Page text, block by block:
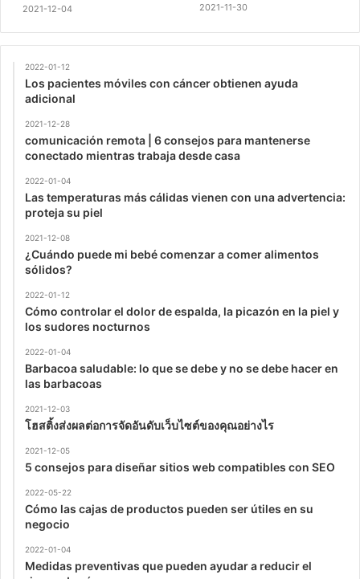
2021-12-04 2021-11-30
2022-01-12
Los pacientes móviles con cáncer obtienen ayuda
adicional
2021-12-28
comunicación remota | 6 consejos para mantenerse
conectado mientras trabaja desde casa
2022-01-04
Las temperaturas más cálidas vienen con una advertencia:
proteja su piel
2021-12-08
¿Cuándo puede mi bebé comenzar a comer alimentos
sólidos?
2022-01-12
Cómo controlar el dolor de espalda, la picazón en la piel y
los sudores nocturnos
2022-01-04
Barbacoa saludable: lo que se debe y no se debe hacer en
las barbacoas
2021-12-03
โฮสติ้งส่งผลต่อการจัดอันดับเว็บไซต์ของคุณอย่างไร
2021-12-05
5 consejos para diseñar sitios web compatibles con SEO
2022-05-22
Cómo las cajas de productos pueden ser útiles en su
negocio
2022-01-04
Medidas preventivas que pueden ayudar a reducir el